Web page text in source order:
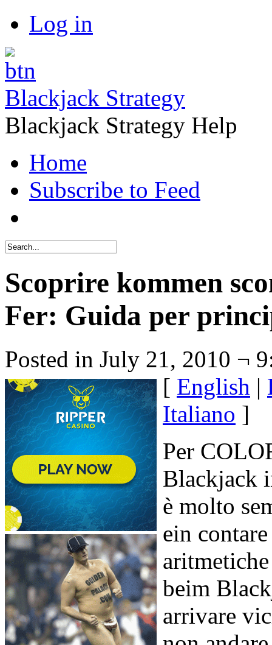
Log in
Blackjack Strategy
Blackjack Strategy Help
Home
Subscribe to Feed
Scoprire kommen
Fer: Guida per
Posted in July 21, 2010 ¬
[ English |
Italiano ]
Per
Blackjack
è molto
ein
beim
arrivare